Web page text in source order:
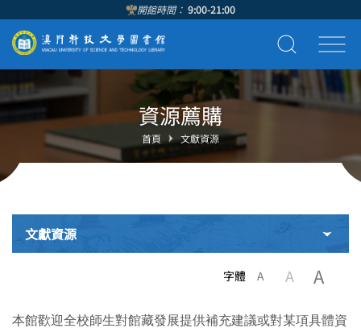
開館時間： 9:00-21:00
資源薦購
首頁 文獻資源
文獻資源
字體 A A A
本館歡迎全校師生對館藏發展提供補充建議或對某項具體資